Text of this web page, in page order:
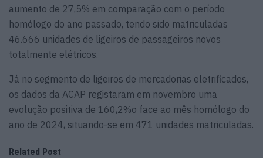
aumento de 27,5% em comparação com o período
homólogo do ano passado, tendo sido matriculadas
46.666 unidades de ligeiros de passageiros novos
totalmente elétricos.
Já no segmento de ligeiros de mercadorias eletrificados,
os dados da ACAP registaram em novembro uma
evolução positiva de 160,2%o face ao mês homólogo do
ano de 2024, situando-se em 471 unidades matriculadas.
Related Post